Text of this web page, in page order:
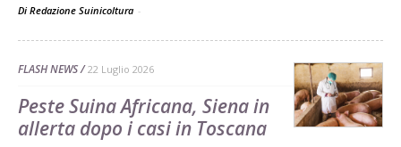
Di Redazione Suinicoltura -
FLASH NEWS 22 Luglio 2026
Peste Suina Africana, Siena in
allerta dopo i casi in Toscana